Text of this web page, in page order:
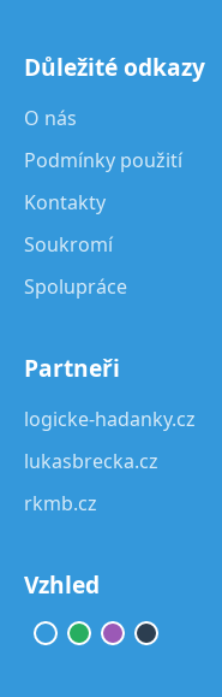
Důležité odkazy
O nás
Podmínky použití
Kontakty
Soukromí
Spolupráce
Partneři
logicke-hadanky.cz
lukasbrecka.cz
rkmb.cz
Vzhled